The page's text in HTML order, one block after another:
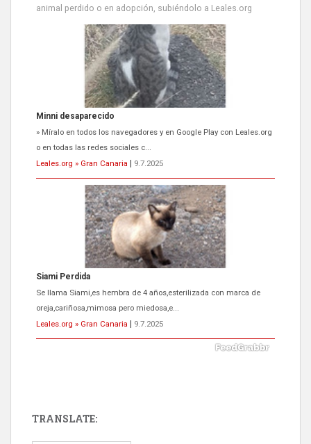
animal perdido o en adopción, subiéndolo a Leales.org
Minni desaparecido
» Míralo en todos los navegadores y en Google Play con Leales.org
o en todas las redes sociales c...
Leales.org » Gran Canaria
9.7.2025
Siami Perdida
Se llama Siami,es hembra de 4 años,esterilizada con marca de
oreja,cariñosa,mimosa pero miedosa,e...
Leales.org » Gran Canaria
9.7.2025
TRANSLATE: